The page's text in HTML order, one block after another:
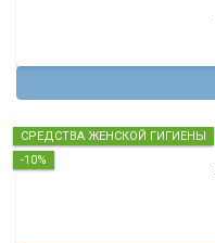
СРЕДСТВА ЖЕНСКОЙ ГИГИЕНЫ
-10%